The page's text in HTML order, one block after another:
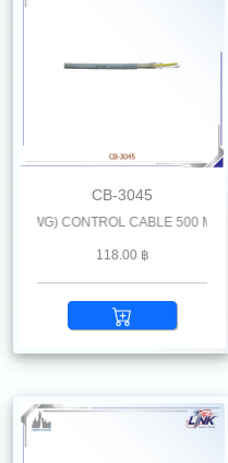
CB-3045
CONTROL CABLE 500 M. /Reel
118.00 ฿
LiYCY 6 x 0.5 mm2